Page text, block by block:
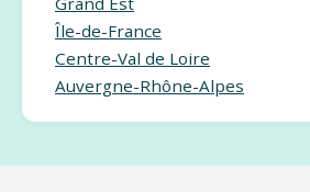
Île-de-France
Centre-Val de Loire
Auvergne-Rhône-Alpes